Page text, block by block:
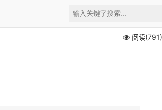
阅读(791)